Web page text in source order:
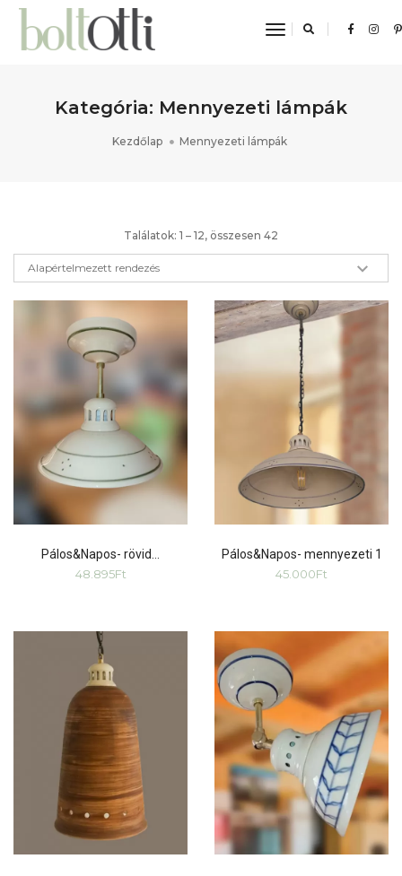
toggle
Kategória: Mennyezeti lámpák
Kezdőlap Mennyezeti lámpák
Találatok: 1 – 12, összesen 42
Pálos&Napos- rövid…
48.895Ft
Pálos&Napos- mennyezeti 1
45.000Ft